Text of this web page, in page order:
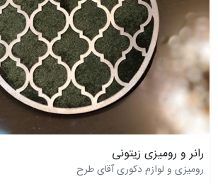
رانر و رومیزی زیتونی
رومیزی و لوازم دکوری آقای طرح